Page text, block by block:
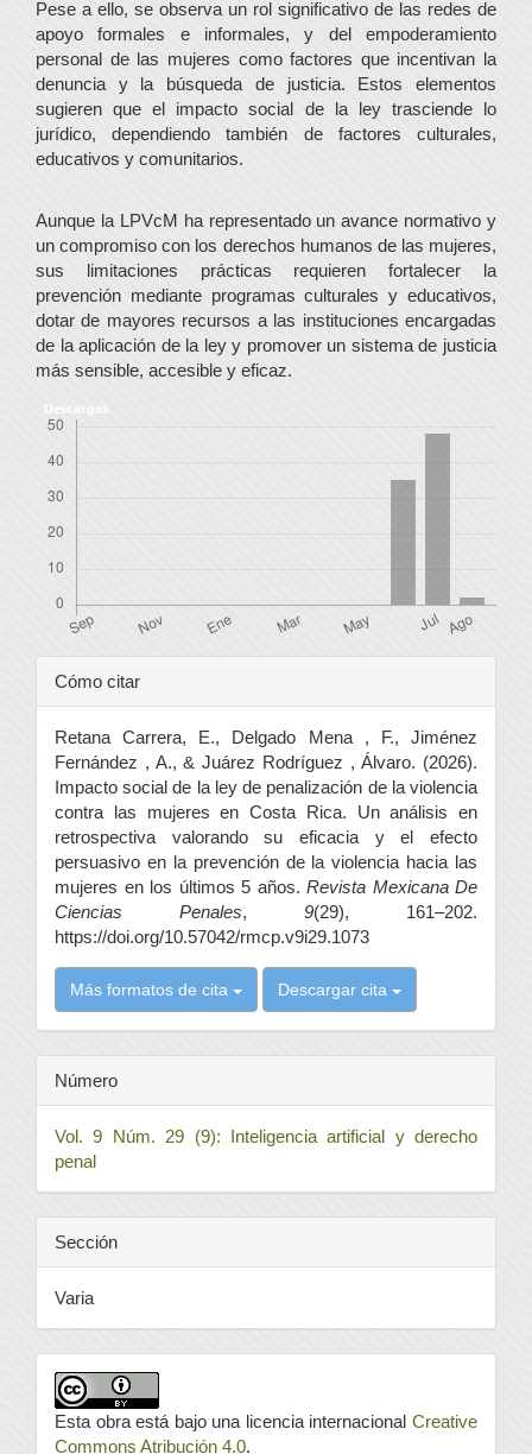
Pese a ello, se observa un rol significativo de las redes de
apoyo formales e informales, y del empoderamiento
personal de las mujeres como factores que incentivan la
denuncia y la búsqueda de justicia. Estos elementos
sugieren que el impacto social de la ley trasciende lo
jurídico, dependiendo también de factores culturales,
educativos y comunitarios.
Aunque la LPVcM ha representado un avance normativo y
un compromiso con los derechos humanos de las mujeres,
sus limitaciones prácticas requieren fortalecer la
prevención mediante programas culturales y educativos,
dotar de mayores recursos a las instituciones encargadas
de la aplicación de la ley y promover un sistema de justicia
más sensible, accesible y eficaz.
Descargas
Detalles
del
artículo
Cómo citar
Retana Carrera, E., Delgado Mena , F., Jiménez
Fernández , A., & Juárez Rodríguez , Álvaro. (2026).
Impacto social de la ley de penalización de la violencia
contra las mujeres en Costa Rica. Un análisis en
retrospectiva valorando su eficacia y el efecto
persuasivo en la prevención de la violencia hacia las
mujeres en los últimos 5 años. Revista Mexicana De
Ciencias Penales, 9(29), 161–202.
https://doi.org/10.57042/rmcp.v9i29.1073
Más formatos de cita Descargar cita
Número
Vol. 9 Núm. 29 (9): Inteligencia artificial y derecho
penal
Sección
Varia
Esta obra está bajo una licencia internacional Creative
Commons Atribución 4.0.